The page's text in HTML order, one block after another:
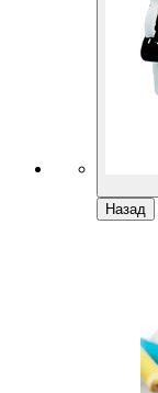
Назад